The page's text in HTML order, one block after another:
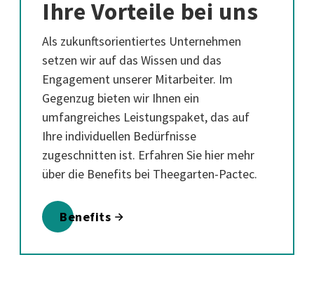
Ihre Vorteile bei uns
Als zukunftsorientiertes Unternehmen
setzen wir auf das Wissen und das
Engagement unserer Mitarbeiter. Im
Gegenzug bieten wir Ihnen ein
umfangreiches Leistungspaket, das auf
Ihre individuellen Bedürfnisse
zugeschnitten ist. Erfahren Sie hier mehr
über die Benefits bei Theegarten-Pactec.
Benefits